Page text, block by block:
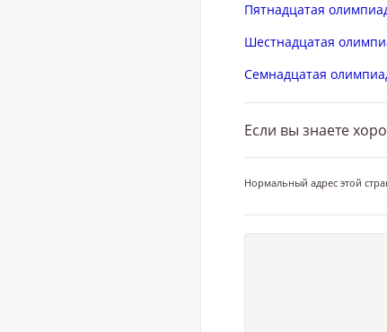
Пятнадцатая
Шестнадцатая
Семнадцатая
Если вы знаете
Нормальный адрес этой